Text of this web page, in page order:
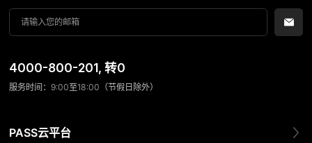
4000-800-201, 转0
服务时间：9:00至18:00（节假日除外）
PASS云平台